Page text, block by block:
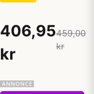
406,95
kr
459,00
kr